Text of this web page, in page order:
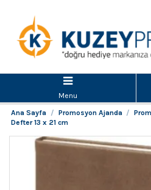
Menu
Ana Sayfa
Promosyon Ajanda
Defter 13 x 21 cm